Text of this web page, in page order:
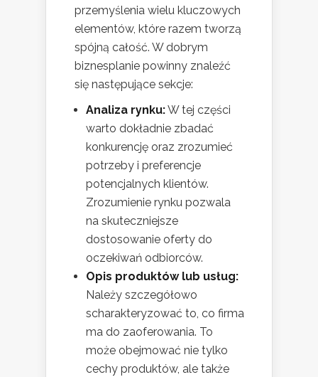
przemyślenia wielu kluczowych
elementów, które razem tworzą
spójną całość. W dobrym
biznesplanie powinny znaleźć
się następujące sekcje:
Analiza rynku:W tej części
warto dokładnie zbadać
konkurencję oraz zrozumieć
potrzeby i preferencje
potencjalnych klientów.
Zrozumienie rynku pozwala
na skuteczniejsze
dostosowanie oferty do
oczekiwań odbiorców.
Opis produktów lub usług:
Należy szczegółowo
scharakteryzować to, co firma
ma do zaoferowania. To
może obejmować nie tylko
cechy produktów, ale także